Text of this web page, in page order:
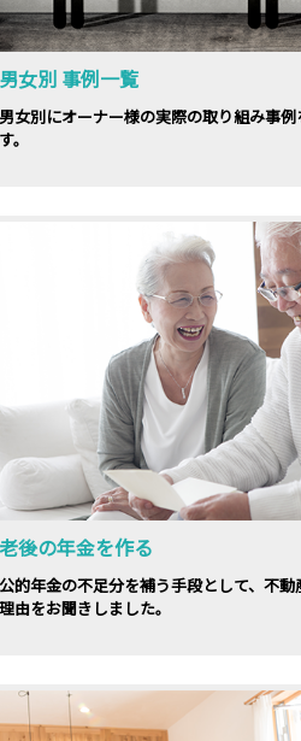
男女別 事例一覧
男女別にオーナー様の実際の取り組み事例
す。
老後の年金を作る
公的年金の不足分を補う手段として、不
理由をお聞きしました。